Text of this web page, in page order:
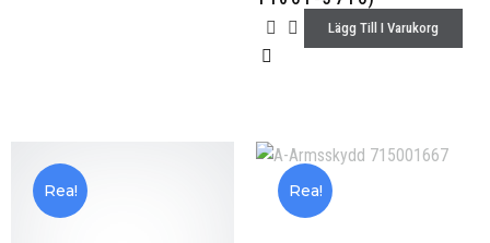
Lägg Till I Varukorg
Rea! Rea!